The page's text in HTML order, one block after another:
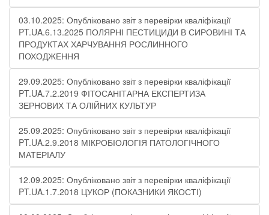
03.10.2025: Опубліковано звіт з перевірки кваліфікації
PT.UA.6.13.2025 ПОЛЯРНІ ПЕСТИЦИДИ В СИРОВИНІ ТА
ПРОДУКТАХ ХАРЧУВАННЯ РОСЛИННОГО
ПОХОДЖЕННЯ
29.09.2025: Опубліковано звіт з перевірки кваліфікації
PT.UA.7.2.2019 ФІТОСАНІТАРНА ЕКСПЕРТИЗА
ЗЕРНОВИХ ТА ОЛІЙНИХ КУЛЬТУР
25.09.2025: Опубліковано звіт з перевірки кваліфікації
PT.UA.2.9.2018 МІКРОБІОЛОГІЯ ПАТОЛОГІЧНОГО
МАТЕРІАЛУ
12.09.2025: Опубліковано звіт з перевірки кваліфікації
PT.UA.1.7.2018 ЦУКОР (ПОКАЗНИКИ ЯКОСТІ)​